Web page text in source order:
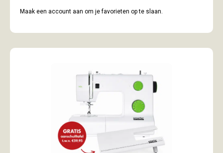
Maak een account aan om je favorieten op te slaan.